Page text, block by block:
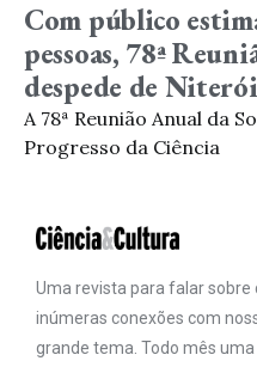
Com público
pessoas, 78ª
despede de Niterói
A 78ª Reunião Anual da
Progresso da Ciência
Uma revista para falar sobre
inúmeras conexões com
grande tema. Todo mês